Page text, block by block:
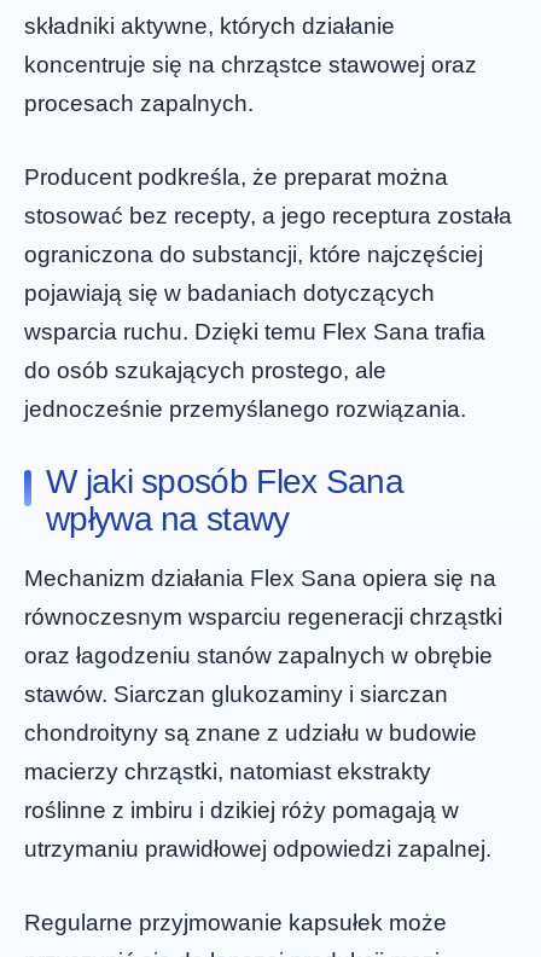
składniki aktywne, których działanie
koncentruje się na chrząstce stawowej oraz
procesach zapalnych.
Producent podkreśla, że preparat można
stosować bez recepty, a jego receptura została
ograniczona do substancji, które najczęściej
pojawiają się w badaniach dotyczących
wsparcia ruchu. Dzięki temu Flex Sana trafia
do osób szukających prostego, ale
jednocześnie przemyślanego rozwiązania.
W jaki sposób Flex Sana
wpływa na stawy
Mechanizm działania Flex Sana opiera się na
równoczesnym wsparciu regeneracji chrząstki
oraz łagodzeniu stanów zapalnych w obrębie
stawów. Siarczan glukozaminy i siarczan
chondroityny są znane z udziału w budowie
macierzy chrząstki, natomiast ekstrakty
roślinne z imbiru i dzikiej róży pomagają w
utrzymaniu prawidłowej odpowiedzi zapalnej.
Regularne przyjmowanie kapsułek może